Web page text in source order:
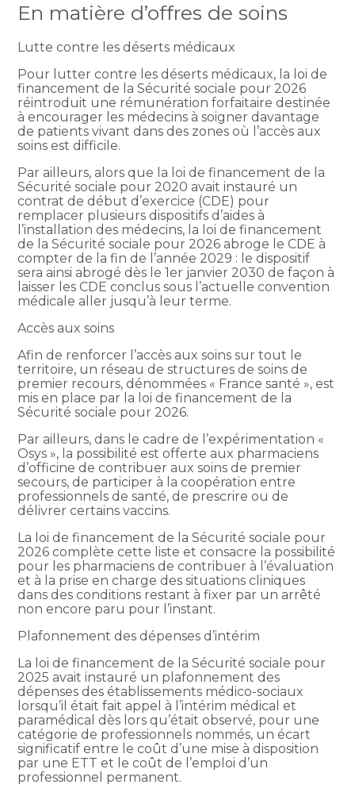
En matière d’offres de soins
Lutte contre les déserts médicaux
Pour lutter contre les déserts médicaux, la loi de
financement de la Sécurité sociale pour 2026
réintroduit une rémunération forfaitaire destinée
à encourager les médecins à soigner davantage
de patients vivant dans des zones où l’accès aux
soins est difficile.
Par ailleurs, alors que la loi de financement de la
Sécurité sociale pour 2020 avait instauré un
contrat de début d’exercice (CDE) pour
remplacer plusieurs dispositifs d’aides à
l’installation des médecins, la loi de financement
de la Sécurité sociale pour 2026 abroge le CDE à
compter de la fin de l’année 2029 : le dispositif
sera ainsi abrogé dès le 1er janvier 2030 de façon à
laisser les CDE conclus sous l’actuelle convention
médicale aller jusqu’à leur terme.
Accès aux soins
Afin de renforcer l’accès aux soins sur tout le
territoire, un réseau de structures de soins de
premier recours, dénommées « France santé », est
mis en place par la loi de financement de la
Sécurité sociale pour 2026.
Par ailleurs, dans le cadre de l’expérimentation «
Osys », la possibilité est offerte aux pharmaciens
d’officine de contribuer aux soins de premier
secours, de participer à la coopération entre
professionnels de santé, de prescrire ou de
délivrer certains vaccins.
La loi de financement de la Sécurité sociale pour
2026 complète cette liste et consacre la possibilité
pour les pharmaciens de contribuer à l’évaluation
et à la prise en charge des situations cliniques
dans des conditions restant à fixer par un arrêté
non encore paru pour l’instant.
Plafonnement des dépenses d’intérim
La loi de financement de la Sécurité sociale pour
2025 avait instauré un plafonnement des
dépenses des établissements médico-sociaux
lorsqu’il était fait appel à l’intérim médical et
paramédical dès lors qu’était observé, pour une
catégorie de professionnels nommés, un écart
significatif entre le coût d’une mise à disposition
par une ETT et le coût de l’emploi d’un
professionnel permanent.